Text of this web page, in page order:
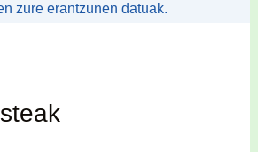
zure erantzunen datuak.